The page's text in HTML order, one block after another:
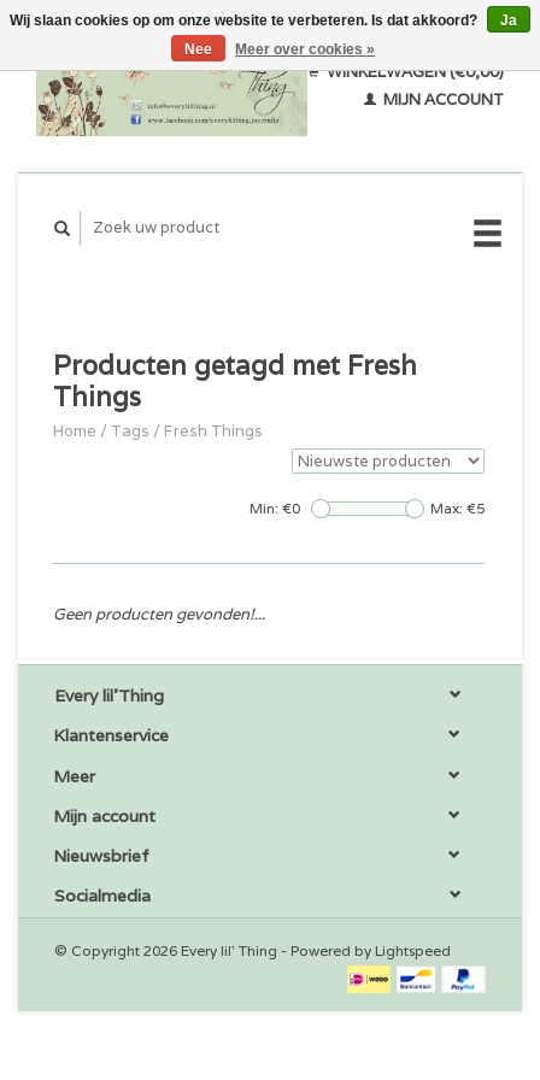
WINKELWAGEN (€0,00)
MIJN ACCOUNT
Producten getagd met Fresh
Things
Home / Tags / Fresh Things
Min: €0 Max: €5
Geen producten gevonden!...
Every lil'Thing
Klantenservice
Meer
Mijn account
Nieuwsbrief
Socialmedia
© Copyright 2026 Every lil' Thing - Powered by Lightspeed
Wij slaan cookies op om onze website te verbeteren. Is dat akkoord?
Ja
Nee
Meer over cookies »